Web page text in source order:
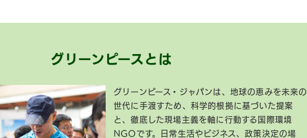
グリーンピースとは
グリーンピース・ジャパンは、地球の恵みを未来の
世代に手渡すため、科学的根拠に基づいた提案
と、徹底した現場主義を軸に行動する国際環境
NGOです。日常生活やビジネス、政策決定の場